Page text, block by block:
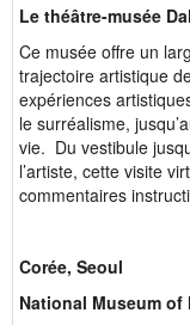
Le théâtre-musée
Ce musée offre un
trajectoire artistique
expériences
le surréalisme,
vie. Du vestibule
l’artiste, cette visite
commentaires
Corée, Seoul
National Museum